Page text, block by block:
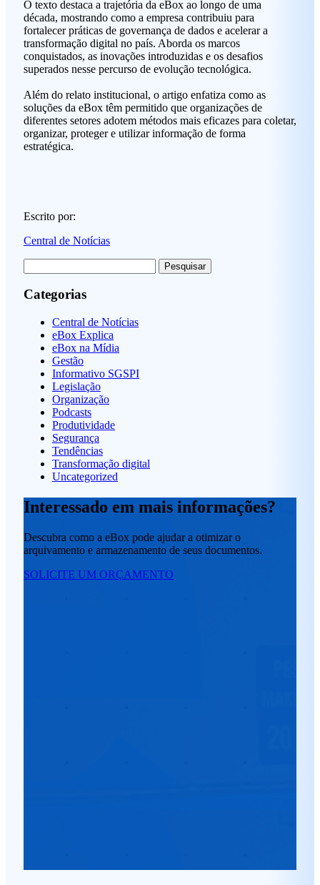
O texto destaca a trajetória da eBox ao longo de uma
década, mostrando como a empresa contribuiu para
fortalecer práticas de governança de dados e acelerar a
transformação digital no país. Aborda os marcos
conquistados, as inovações introduzidas e os desafios
superados nesse percurso de evolução tecnológica.
Além do relato institucional, o artigo enfatiza como as
soluções da eBox têm permitido que organizações de
diferentes setores adotem métodos mais eficazes para coletar,
organizar, proteger e utilizar informação de forma
estratégica.
Escrito por:
Central de Notícias
por:
Categorias
Central de Notícias
eBox Explica
eBox na Mídia
Gestão
Informativo SGSPI
Legislação
Organização
Podcasts
Produtividade
Segurança
Tendências
Transformação digital
Uncategorized
Interessado em mais informações?
Descubra como a eBox pode ajudar a otimizar o
arquivamento e armazenamento de seus documentos.
SOLICITE UM ORÇAMENTO